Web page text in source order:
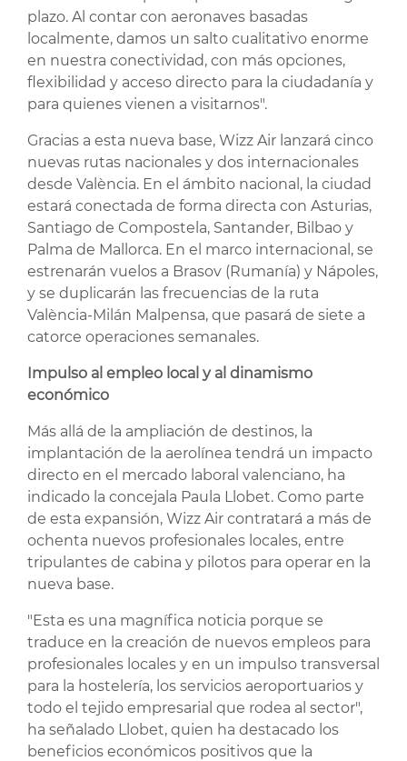
plazo. Al contar con aeronaves basadas
localmente, damos un salto cualitativo enorme
en nuestra conectividad, con más opciones,
flexibilidad y acceso directo para la ciudadanía y
para quienes vienen a visitarnos".
Gracias a esta nueva base, Wizz Air lanzará cinco
nuevas rutas nacionales y dos internacionales
desde València. En el ámbito nacional, la ciudad
estará conectada de forma directa con Asturias,
Santiago de Compostela, Santander, Bilbao y
Palma de Mallorca. En el marco internacional, se
estrenarán vuelos a Brasov (Rumanía) y Nápoles,
y se duplicarán las frecuencias de la ruta
València-Milán Malpensa, que pasará de siete a
catorce operaciones semanales.
Impulso al empleo local y al dinamismo
económico
Más allá de la ampliación de destinos, la
implantación de la aerolínea tendrá un impacto
directo en el mercado laboral valenciano, ha
indicado la concejala Paula Llobet. Como parte
de esta expansión, Wizz Air contratará a más de
ochenta nuevos profesionales locales, entre
tripulantes de cabina y pilotos para operar en la
nueva base.
"Esta es una magnífica noticia porque se
traduce en la creación de nuevos empleos para
profesionales locales y en un impulso transversal
para la hostelería, los servicios aeroportuarios y
todo el tejido empresarial que rodea al sector",
ha señalado Llobet, quien ha destacado los
beneficios económicos positivos que la